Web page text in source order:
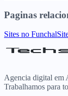
Paginas
Sites no Funchal
Agencia digital em
Trabalhamos para